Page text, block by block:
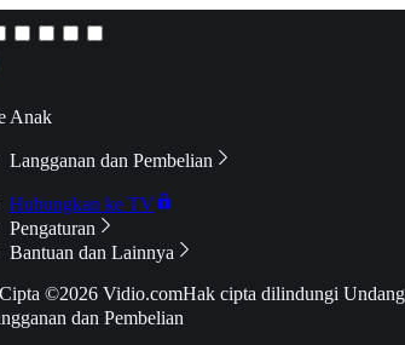
Anak
Langganan dan Pembelian
Hubungkan ke TV
Pengaturan
Bantuan dan Lainnya
©2026 Vidio.comHak cipta dilindungi
dan Pembelian